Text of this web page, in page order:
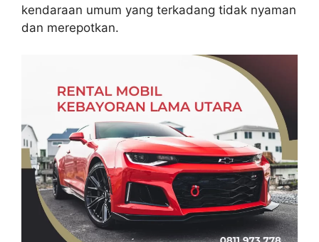
kendaraan umum yang terkadang tidak nyaman
dan merepotkan.